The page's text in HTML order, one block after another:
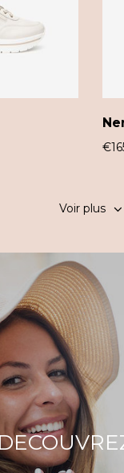
€
Voir plus